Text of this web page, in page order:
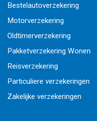
Bestelautoverzekering
Motorverzekering
Oldtimerverzekering
Pakketverzekering Wonen
Reisverzekering
Particuliere verzekeringen
Zakelijke verzekeringen